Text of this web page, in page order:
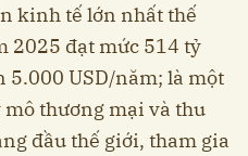
kinh tế lớn nhất thế
2025 đạt mức 514 tỷ
5.000 USD/năm; là một
thương mại và thu
đầu thế giới, tham gia